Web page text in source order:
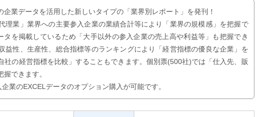
業データを活用した新しいタイプの「業界別レポート」を発刊！
理業」業界への主要参入企業の業績合計等により「業界の規模感」を把握で
タを掲載しているため「大手以外の参入企業の売上高や利益等」も把握でき
益性、生産性、総合指標等のランキングにより「経営指標の優良な企業」を
社の経営指標を比較」することもできます。個別票(500社)では「仕入先、販
できます。
業のEXCELデータのオプション購入が可能です。